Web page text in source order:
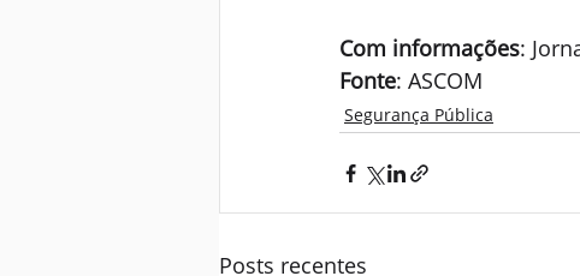
Com informações:
Fonte: ASCOM
Segurança Pública
Posts recentes